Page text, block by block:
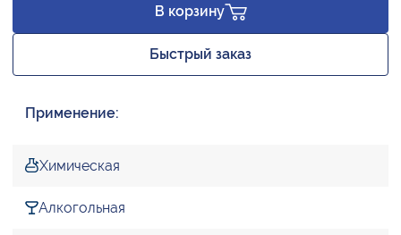
В корзину
Быстрый заказ
Применение:
Химическая
Алкогольная